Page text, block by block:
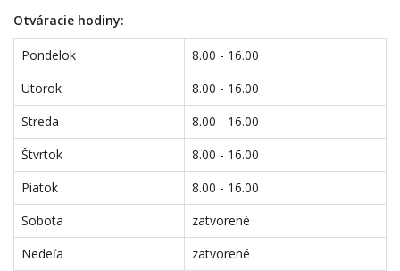
Otváracie hodiny:
Pondelok
8.00 - 16.00
Utorok
8.00 - 16.00
Streda
8.00 - 16.00
Štvrtok
8.00 - 16.00
Piatok
8.00 - 16.00
Sobota
zatvorené
Nedeľa
zatvorené